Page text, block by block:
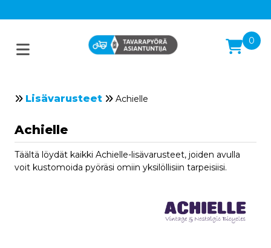
0
Lisävarusteet Achielle
Achielle
Täältä löydät kaikki Achielle-lisävarusteet, joiden avulla
voit kustomoida pyöräsi omiin yksilöllisiin tarpeisiisi.